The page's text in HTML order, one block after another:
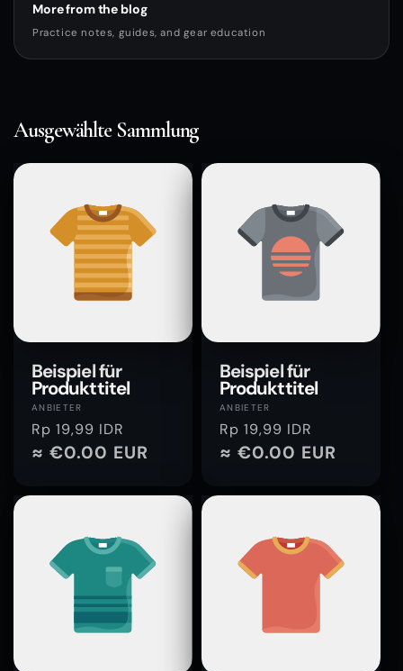
More from the blog
Practice notes, guides, and gear education
Ausgewählte Sammlung
Beispiel für
Produkttitel
Anbieter:
ANBIETER
Normaler
Preis
Rp 19,99 IDR
≈ €0.00 EUR
Beispiel für
Produkttitel
Anbieter:
ANBIETER
Normaler
Preis
Rp 19,99 IDR
≈ €0.00 EUR